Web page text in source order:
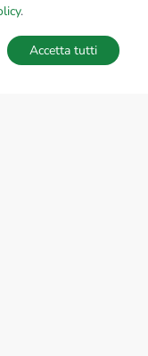
RICERCA
.
Accetta tutti